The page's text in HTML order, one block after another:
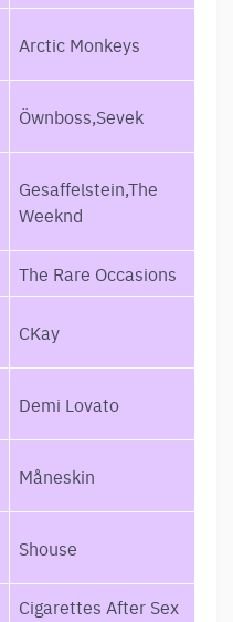
Arctic Monkeys
Öwnboss,Sevek
Gesaffelstein,The
Weeknd
The Rare Occasions
CKay
Demi Lovato
Måneskin
Shouse
Cigarettes After Sex